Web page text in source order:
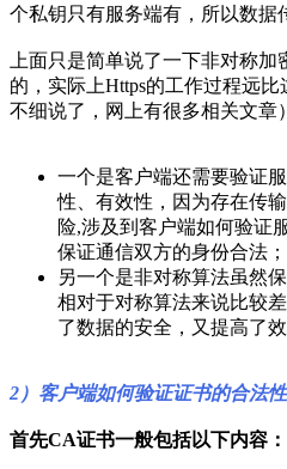
个私钥只有服务端有，所以数据
上面只是简单说了一下非对称
的，实际上Https的工作过程远
不细说了，网上有很多相关文章
一个是客户端还需要验证
性、有效性，因为存在传
险,涉及到客户端如何验证
保证通信双方的身份合法；
另一个是非对称算法虽然
相对于对称算法来说比较
了数据的安全，又提高了效
2）客户端如何验证证书的合法性
首先CA证书一般包括以下内容：